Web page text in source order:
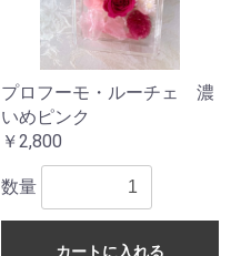
プロフーモ・ルーチェ 濃
いめピンク
￥2,800
数量
カートに入れる